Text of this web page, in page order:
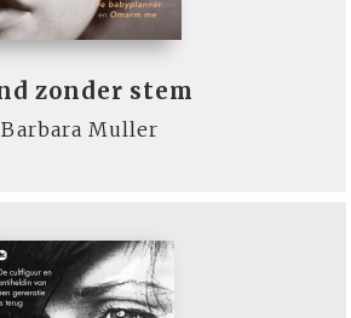
zonder stem
Barbara Muller